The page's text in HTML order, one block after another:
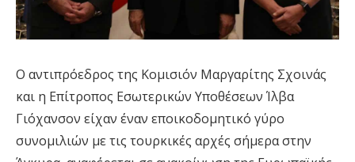
Ο αντιπρόεδρος της Κομισιόν Μαργαρίτης Σχοινάς
και η Επίτροπος Εσωτερικών Υποθέσεων Ίλβα
Γιόχανσον είχαν έναν εποικοδομητικό γύρο
συνομιλιών με τις τουρκικές αρχές σήμερα στην